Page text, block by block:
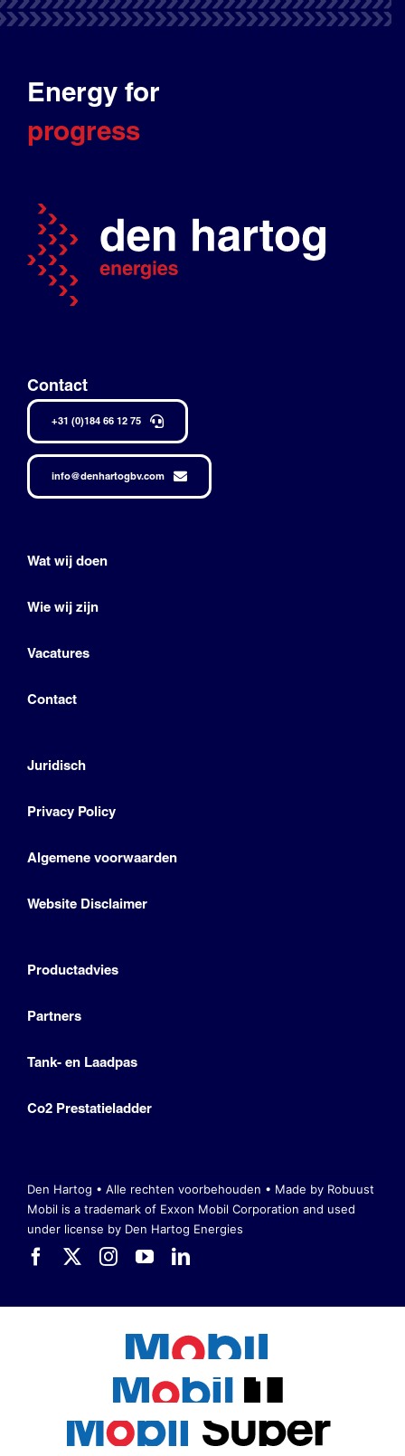
Energy for
progress
Contact
+31 (0)184 66 12 75
info@denhartogbv.com
Wat wij doen
Wie wij zijn
Vacatures
Contact
Juridisch
Privacy Policy
Algemene voorwaarden
Website Disclaimer
Productadvies
Partners
Tank- en Laadpas
Co2 Prestatieladder
Den Hartog • Alle rechten voorbehouden • Made by Robuust
Mobil is a trademark of Exxon Mobil Corporation and used
under license by Den Hartog Energies